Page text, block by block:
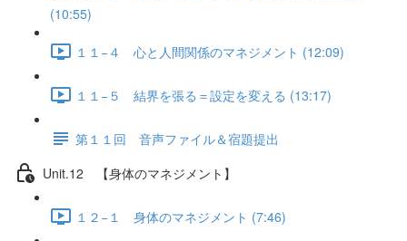
(10:55)
１１−４ 心と人間関係のマネジメント (12:09)
１１−５ 結界を張る＝設定を変える (13:17)
第１１回 音声ファイル＆宿題提出
Unit.12 【身体のマネジメント】
１２−１ 身体のマネジメント (7:46)